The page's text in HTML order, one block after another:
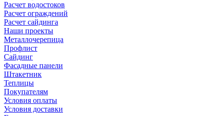
Расчет водостоков
Расчет ограждений
Расчет сайдинга
Наши проекты
Металлочерепица
Профлист
Сайдинг
Фасадные панели
Штакетник
Теплицы
Покупателям
Условия оплаты
Условия доставки